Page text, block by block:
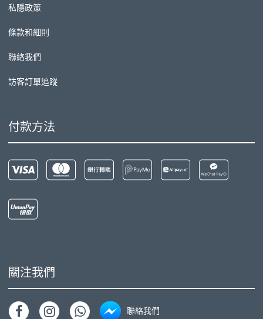
私隱政策
條款和細則
聯絡我們
訪客訂單追蹤
付款方法
關注我們
聯絡我們